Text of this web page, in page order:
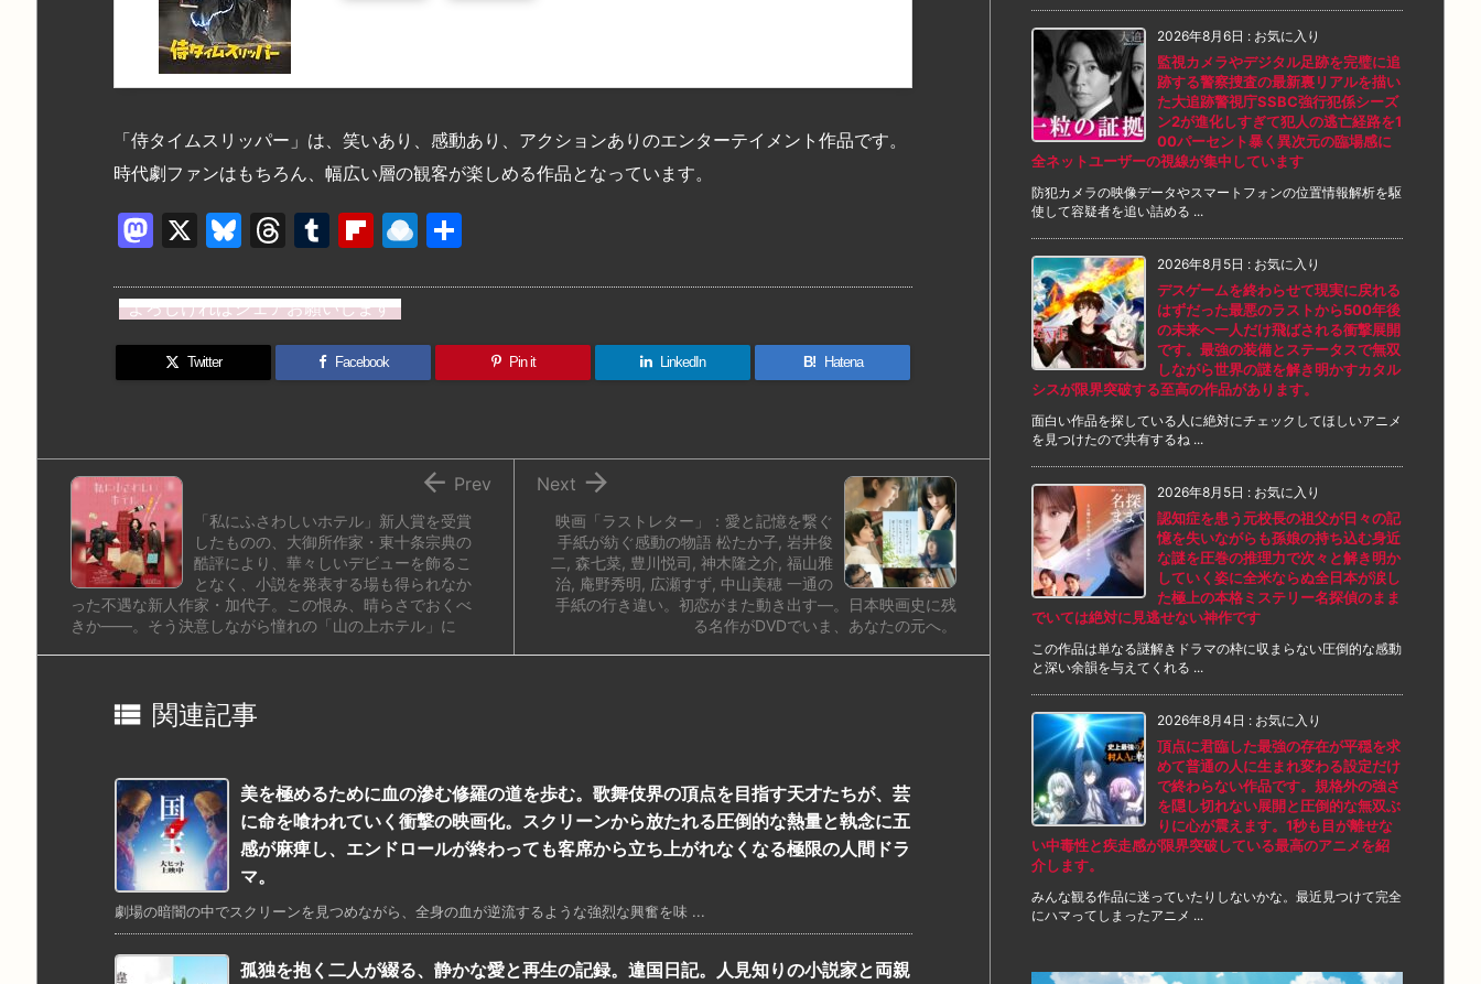
「侍タイムスリッパー」は、笑いあり、感動あり、アクションありのエンターテイメント作品です。
時代劇ファンはもちろん、幅広い層の観客が楽しめる作品となっています。
M
st
o
d
X
Bl
e
s
k
T
e
a
d
T
m
bl
r
Fl
b
o
ar
R
n
dr
o
よろしければシェアお願いします
Twitter Facebook Pin it LinkedIn B! Hatena
映画「ラストレター」：愛と記憶を繋ぐ
手紙が紡ぐ感動の物語 松たか子, 岩井俊
二, 森七菜, 豊川悦司, 神木隆之介, 福山雅
治, 庵野秀明, 広瀬すず, 中山美穂 一通の
手紙の行き違い。初恋がまた動き出す―。日本映画史に残
る名作がDVDでいま、あなたの元へ。

Next
「私にふさわしいホテル」新人賞を受賞
したものの、大御所作家・東十条宗典の
酷評により、華々しいデビューを飾るこ
となく、小説を発表する場も得られなか
った不遇な新人作家・加代子。この恨み、晴らさでおくべ
きか——。そう決意しながら憧れの「山の上ホテル」に
 Prev
 関連記事
美を極めるために血の滲む修羅の道を歩む。歌舞伎界の頂点を目指す天才たちが、芸
に命を喰われていく衝撃の映画化。スクリーンから放たれる圧倒的な熱量と執念に五
感が麻痺し、エンドロールが終わっても客席から立ち上がれなくなる極限の人間ドラ
マ。
劇場の暗闇の中でスクリーンを見つめながら、全身の血が逆流するような強烈な興奮を味 ...
孤独を抱く二人が綴る、静かな愛と再生の記録。違国日記。人見知りの小説家と両親
2026年8月6日 : お気に入り
監視カメラやデジタル足跡を完璧に追
跡する警察捜査の最新裏リアルを描い
た大追跡警視庁SSBC強行犯係シーズ
ン2が進化しすぎて犯人の逃亡経路を1
00パーセント暴く異次元の臨場感に
全ネットユーザーの視線が集中しています
防犯カメラの映像データやスマートフォンの位置情報解析を駆
使して容疑者を追い詰める ...
2026年8月5日 : お気に入り
デスゲームを終わらせて現実に戻れる
はずだった最悪のラストから500年後
の未来へ一人だけ飛ばされる衝撃展開
です。最強の装備とステータスで無双
しながら世界の謎を解き明かすカタル
シスが限界突破する至高の作品があります。
面白い作品を探している人に絶対にチェックしてほしいアニメ
を見つけたので共有するね ...
2026年8月5日 : お気に入り
認知症を患う元校長の祖父が日々の記
憶を失いながらも孫娘の持ち込む身近
な謎を圧巻の推理力で次々と解き明か
していく姿に全米ならぬ全日本が涙し
た極上の本格ミステリー名探偵のまま
でいては絶対に見逃せない神作です
この作品は単なる謎解きドラマの枠に収まらない圧倒的な感動
と深い余韻を与えてくれる ...
2026年8月4日 : お気に入り
頂点に君臨した最強の存在が平穏を求
めて普通の人に生まれ変わる設定だけ
で終わらない作品です。規格外の強さ
を隠し切れない展開と圧倒的な無双ぶ
りに心が震えます。1秒も目が離せな
い中毒性と疾走感が限界突破している最高のアニメを紹
介します。
みんな観る作品に迷っていたりしないかな。最近見つけて完全
にハマってしまったアニメ ...